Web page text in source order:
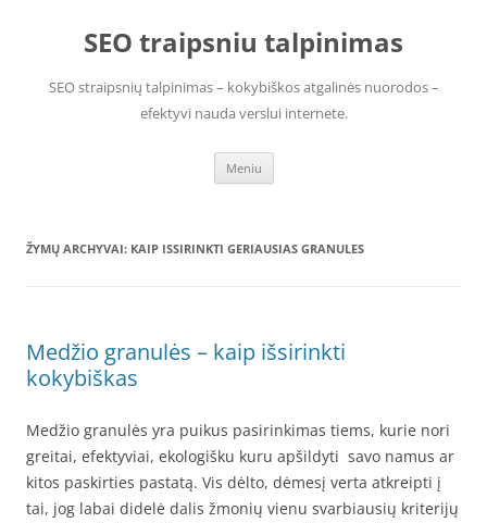
SEO traipsniu talpinimas
SEO straipsnių talpinimas – kokybiškos atgalinės nuorodos –
efektyvi nauda verslui internete.
Meniu
ŽYMŲ ARCHYVAI: KAIP ISSIRINKTI GERIAUSIAS GRANULES
Medžio granulės – kaip išsirinkti
kokybiškas
Medžio granulės yra puikus pasirinkimas tiems, kurie nori
greitai, efektyviai, ekologišku kuru apšildyti savo namus ar
kitos paskirties pastatą. Vis dėlto, dėmesį verta atkreipti į
tai, jog labai didelė dalis žmonių vienu svarbiausių kriterijų